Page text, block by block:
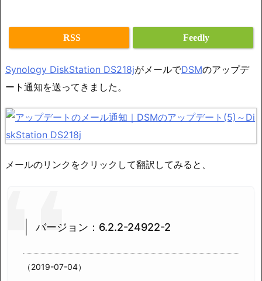
RSS Feedly
Synology DiskStation DS218jがメールでDSMのアップデ
ート通知を送ってきました。
メールのリンクをクリックして翻訳してみると、
バージョン：6.2.2-24922-2
（2019-07-04）